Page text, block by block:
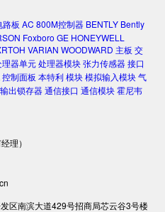
路板 AC 800M控制器 BENTLY Bently
Foxboro GE HONEYWELL
VARIAN WOODWARD 主板 交
理器单元处理器模块张力传感器接口
控制面板 本特利模块模拟输入模块气
输出锁存器通信接口 通信模块霍尼韦
理）
区南滨大道429号招商局芯云谷3号楼